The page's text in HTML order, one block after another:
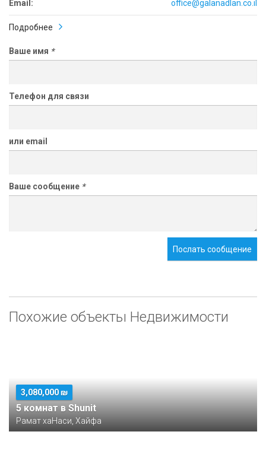
Email:
office@galanadlan.co.il
Подробнее
Ваше имя *
Телефон для связи
или email
Ваше сообщение *
Послать сообщение
Похожие объекты Недвижимости
3,080,000 ₪
5 комнат в Shunit
Рамат хаНаси, Хайфа